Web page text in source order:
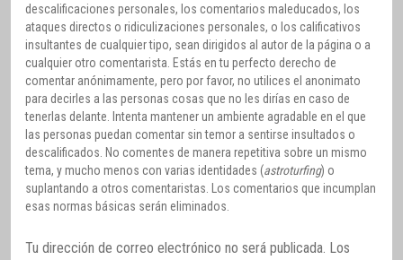
descalificaciones personales, los comentarios maleducados, los
ataques directos o ridiculizaciones personales, o los calificativos
insultantes de cualquier tipo, sean dirigidos al autor de la página o a
cualquier otro comentarista. Estás en tu perfecto derecho de
comentar anónimamente, pero por favor, no utilices el anonimato
para decirles a las personas cosas que no les dirías en caso de
tenerlas delante. Intenta mantener un ambiente agradable en el que
las personas puedan comentar sin temor a sentirse insultados o
descalificados. No comentes de manera repetitiva sobre un mismo
tema, y mucho menos con varias identidades (astroturfing) o
suplantando a otros comentaristas. Los comentarios que incumplan
esas normas básicas serán eliminados.
Tu dirección de correo electrónico no será publicada. Los